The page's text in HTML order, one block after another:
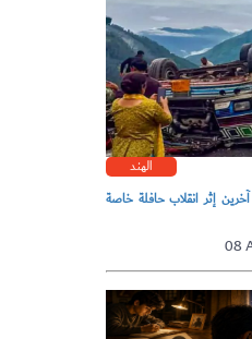
الهند
مصرع 7 أشخاص وإصابة 11 آخرين إثر انقلاب حافلة خاصة